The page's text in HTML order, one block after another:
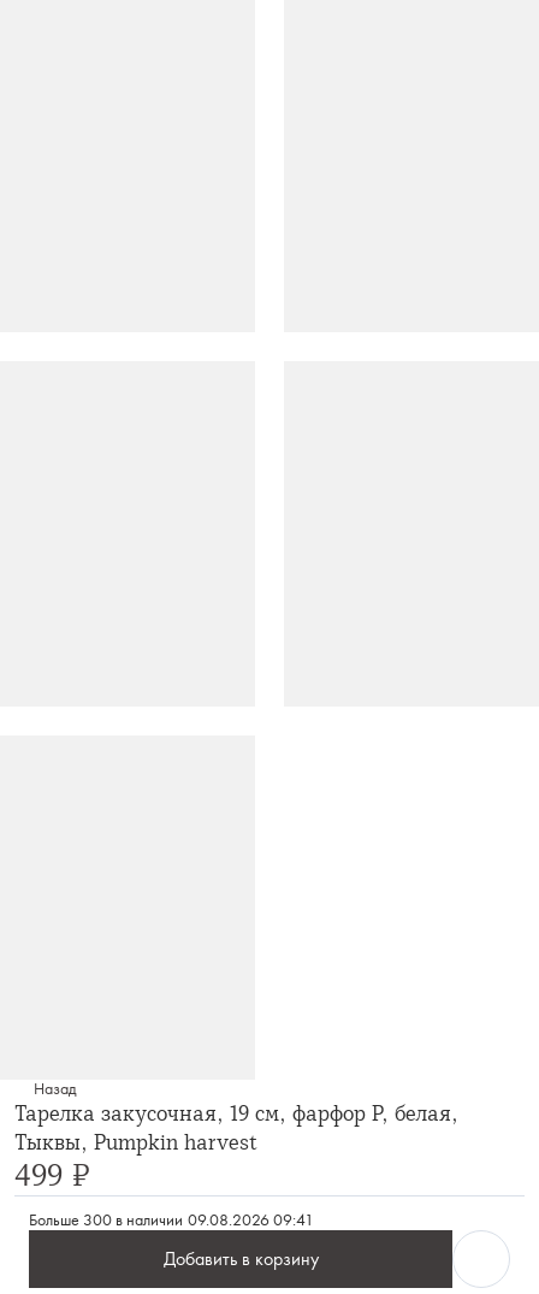
Назад
Тарелка закусочная, 19 см, фарфор P, белая,
Тыквы, Pumpkin harvest
499 ₽
Больше 300 в наличии 09.08.2026 09:41
Добавить в корзину